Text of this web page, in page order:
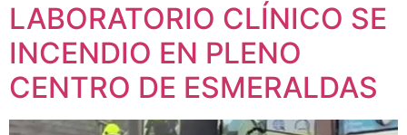
LABORATORIO CLÍNICO SE
INCENDIO EN PLENO
CENTRO DE ESMERALDAS